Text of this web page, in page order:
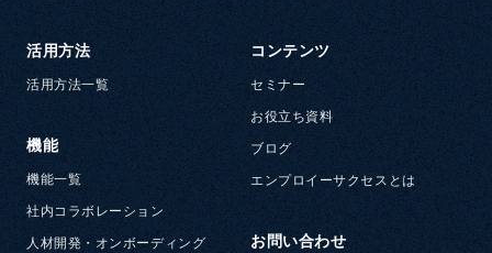
活用方法
活用方法一覧
機能
機能一覧
社内コラボレーション
人材開発・オンボーディング
コンテンツ
セミナー
お役立ち資料
ブログ
エンプロイーサクセスとは
お問い合わせ